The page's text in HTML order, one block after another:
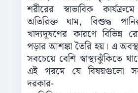
শরীরের স্বাভাবিক
অতিরিক্ত ঘাম, বিশুদ্ধ
খাদ্যদূষণের কারণে বিভিন্ন
পড়ার আশঙ্কা তৈরি হয়। এ
সবচেয়ে বেশি স্বাস্থ্যঝুঁকিতে
এই গরমে যে বিষয়গুলো
দরকার-